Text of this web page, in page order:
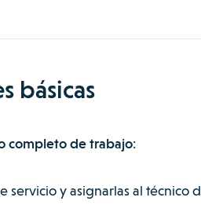
básicas
completo de trabajo:
y asignarlas al técnico